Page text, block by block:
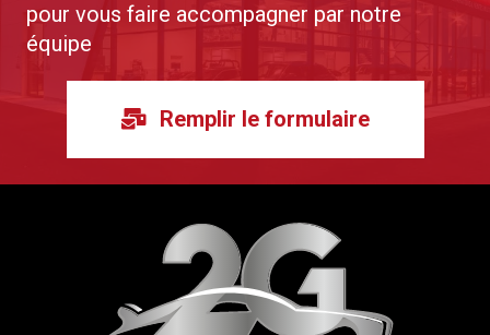
pour vous faire accompagner par notre
équipe
Remplir le formulaire